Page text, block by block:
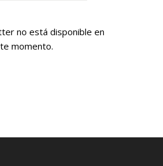
no está disponible en
momento.